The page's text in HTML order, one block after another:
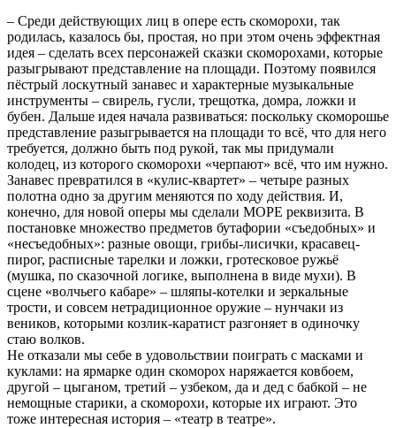
– Среди действующих лиц в опере есть скоморохи, так
родилась, казалось бы, простая, но при этом очень эффектная
идея – сделать всех персонажей сказки скоморохами, которые
разыгрывают представление на площади. Поэтому появился
пёстрый лоскутный занавес и характерные музыкальные
инструменты – свирель, гусли, трещотка, домра, ложки и
бубен. Дальше идея начала развиваться: поскольку скоморошье
представление разыгрывается на площади то всё, что для него
требуется, должно быть под рукой, так мы придумали
колодец, из которого скоморохи «черпают» всё, что им нужно.
Занавес превратился в «кулис-квартет» – четыре разных
полотна одно за другим меняются по ходу действия. И,
конечно, для новой оперы мы сделали МОРЕ реквизита. В
постановке множество предметов бутафории «съедобных» и
«несъедобных»: разные овощи, грибы-лисички, красавец-
пирог, расписные тарелки и ложки, гротесковое ружьё
(мушка, по сказочной логике, выполнена в виде мухи). В
сцене «волчьего кабаре» – шляпы-котелки и зеркальные
трости, и совсем нетрадиционное оружие – нунчаки из
веников, которыми козлик-каратист разгоняет в одиночку
стаю волков.
Не отказали мы себе в удовольствии поиграть с масками и
куклами: на ярмарке один скоморох наряжается ковбоем,
другой – цыганом, третий – узбеком, да и дед с бабкой – не
немощные старики, а скоморохи, которые их играют. Это
тоже интересная история – «театр в театре».